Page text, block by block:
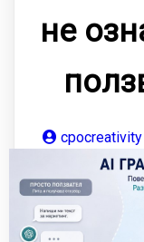
не
cpocreativity